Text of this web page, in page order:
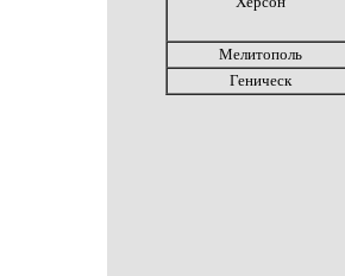
Мелитополь
Геническ